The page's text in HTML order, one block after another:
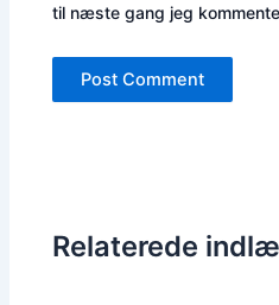
til næste gang jeg
Relaterede